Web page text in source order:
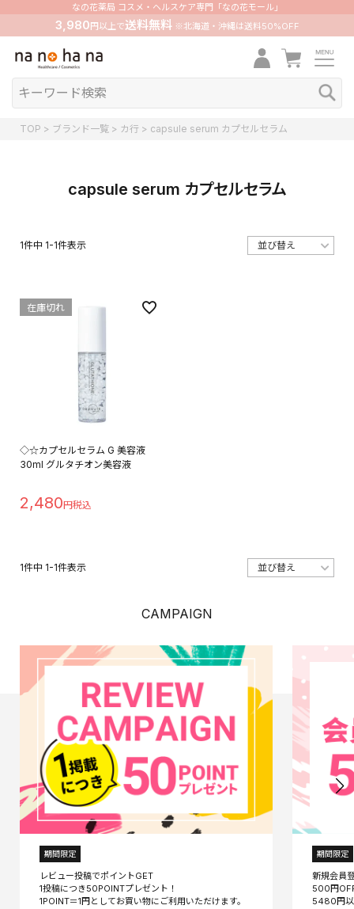
なの花薬局 コスメ・ヘルスケア専門「なの花モール」
3,980 円以上で送料無料※北海道・沖縄は送料50%OFF
TOP ブランド一覧 カ行 capsule serum カプセルセラム
capsule serum カプセルセラム
1件中 1-1件表示
◇☆カプセルセラム G 美容液
30ml グルタチオン美容液
2,480
在庫切れ
1件中 1-1件表示
CAMPAIGN
期間限定
レビュー投稿でポイントGET
1投稿につき50POINTプレゼント！
期間限定
新規会員
500円